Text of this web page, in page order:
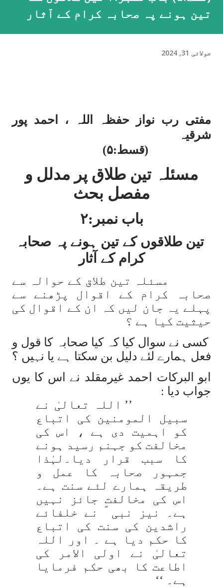
تین ہونے پہ صحابہ کرام کے آثار
جولائی 31, 2024
مفتی رب نواز حفظہ اللہ ، احمد پور
شرقیہ
(قسط:۵)
مسئلہ تین طلاق پر مدلل و
مفصل بحث
باب نمبر:۲
تین طلاقوں کے تین ہونے پہ صحابہ
کرام کے آثار
مسئلہ تین طلاق کے حوالہ سے
صحابہ کرام کے اقوال پڑھنے سے
پہلے یہ جان لیں کہ ان کے اقوال کی
حیثیت کیا ہے ؟
کسی نے سوال کیا کہ کیا صحابہ کا قول و
فعل ہمارے لئے دلیل بن سکتا ہے یا نہیں ؟
ابو البرکات احمد غیرمقلد نے اس کا یوں
جواب دیا :
’’ اللہ تعالیٰ نے
سبیل المومنین کی اتباع
کو اہمیت دی ہے ، اس کی
مخالفت کو جہنم رسید ہونے
کا سبب قرار دیا۔لہٰذا
جمہور صحابہ کا عمل و
طریقہ ہمارے لئے سنت ہے۔
اس کی مخالفت جائز نہیں
ہے۔ نیز نبی ؐ نے خلفائے
راشدین کی سنت کی اتباع
کا حکم دیا ہے ۔ اور اللہ
تعالیٰ نے اولی الامر کی
اطاعت کا بھی حکم فرمایا
ہے۔ ‘‘